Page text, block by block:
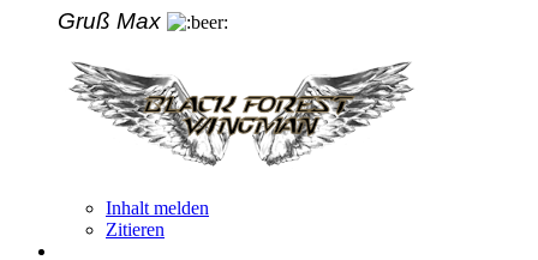
Gruß Max
Inhalt melden
Zitieren